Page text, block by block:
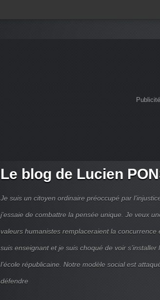
Publicité
Le blog de Lucien
Je suis un citoyen ordinaire préoccupé par
j'essaie de combattre la pensée unique. Je veux
valeurs humanistes remplaceraient la
suis enseignant et je suis choqué de voir
l’école républicaine. Notre modèle social est
défendre